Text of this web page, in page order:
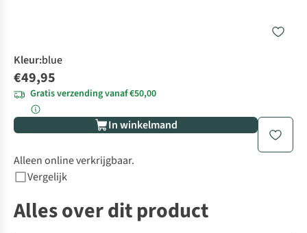
Kleur:blue
€49,95
Gratis verzending vanaf €50,00
In winkelmand
Alleen online verkrijgbaar.
Vergelijk
Alles over dit product